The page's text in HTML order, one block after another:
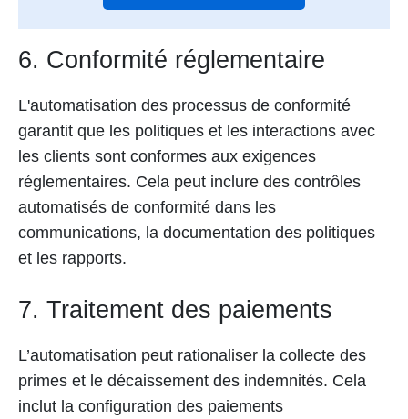
6. Conformité réglementaire
L'automatisation des processus de conformité
garantit que les politiques et les interactions avec
les clients sont conformes aux exigences
réglementaires. Cela peut inclure des contrôles
automatisés de conformité dans les
communications, la documentation des politiques
et les rapports.
7. Traitement des paiements
L’automatisation peut rationaliser la collecte des
primes et le décaissement des indemnités. Cela
inclut la configuration des paiements